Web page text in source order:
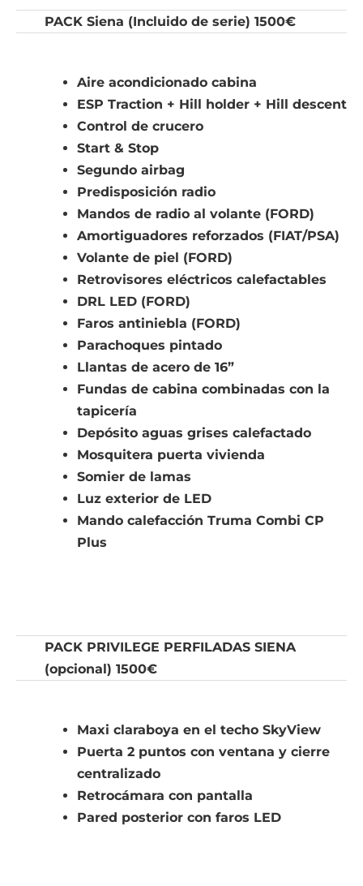
PACK Siena (Incluido de serie) 1500€
Aire acondicionado cabina
ESP Traction + Hill holder + Hill descent
Control de crucero
Start & Stop
Segundo airbag
Predisposición radio
Mandos de radio al volante (FORD)
Amortiguadores reforzados (FIAT/PSA)
Volante de piel (FORD)
Retrovisores eléctricos calefactables
DRL LED (FORD)
Faros antiniebla (FORD)
Parachoques pintado
Llantas de acero de 16”
Fundas de cabina combinadas con la
tapicería
Depósito aguas grises calefactado
Mosquitera puerta vivienda
Somier de lamas
Luz exterior de LED
Mando calefacción Truma Combi CP
Plus
PACK PRIVILEGE PERFILADAS SIENA
(opcional) 1500€
Maxi claraboya en el techo SkyView
Puerta 2 puntos con ventana y cierre
centralizado
Retrocámara con pantalla
Pared posterior con faros LED